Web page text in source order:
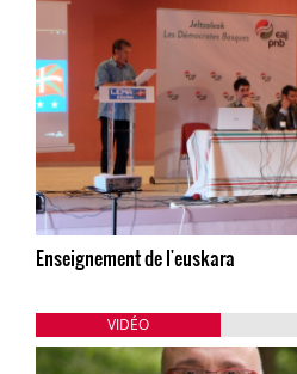
Enseignement de l'euskara
VIDÉO